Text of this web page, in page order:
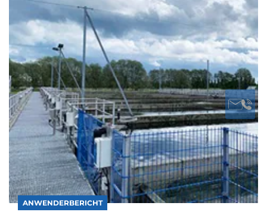
ANWENDERBERICHT